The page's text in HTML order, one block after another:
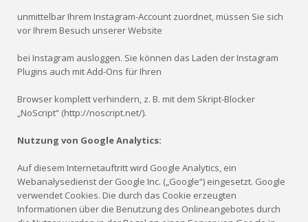
unmittelbar Ihrem Instagram-Account zuordnet, müssen Sie sich
vor Ihrem Besuch unserer Website
bei Instagram ausloggen. Sie können das Laden der Instagram
Plugins auch mit Add-Ons für Ihren
Browser komplett verhindern, z. B. mit dem Skript-Blocker
„NoScript“ (http://noscript.net/).
Nutzung von Google Analytics:
Auf diesem Internetauftritt wird Google Analytics, ein
Webanalysedienst der Google Inc. („Google“) eingesetzt. Google
verwendet Cookies. Die durch das Cookie erzeugten
Informationen über die Benutzung des Onlineangebotes durch